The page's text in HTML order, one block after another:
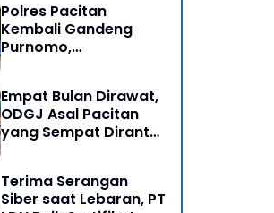
Dapur Tetap Ngebul
Polres Pacitan
Kembali Gandeng
Purnomo,
Rehabilitasi
Empat Bulan Dirawat,
ODGJ Asal Pacitan
yang Sempat Dirantai
Terima Serangan
Siber saat Lebaran, PT